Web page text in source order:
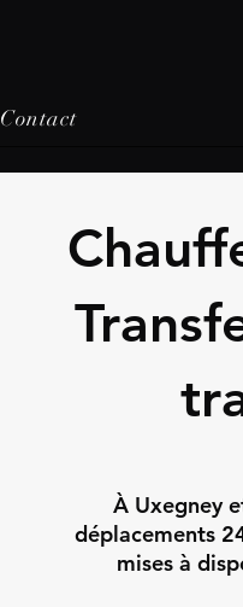
Contact
À Uxegney
déplacements
mises à